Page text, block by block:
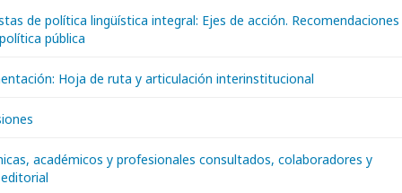
de política lingüística integral: Ejes de acción. Recomendaciones
pública
Hoja de ruta y articulación interinstitucional
académicos y profesionales consultados, colaboradores y